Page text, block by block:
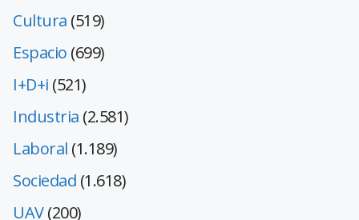
Cultura (519)
Espacio (699)
I+D+i (521)
Industria (2.581)
Laboral (1.189)
Sociedad (1.618)
UAV(200)